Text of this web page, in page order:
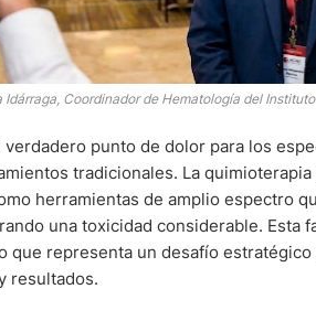
Idárraga, Coordinador de Hematología del
verdadero punto de dolor para los
tradicionales. La
herramientas de amplio espectro
una toxicidad considerable. Esta
que representa un desafío
resultados.